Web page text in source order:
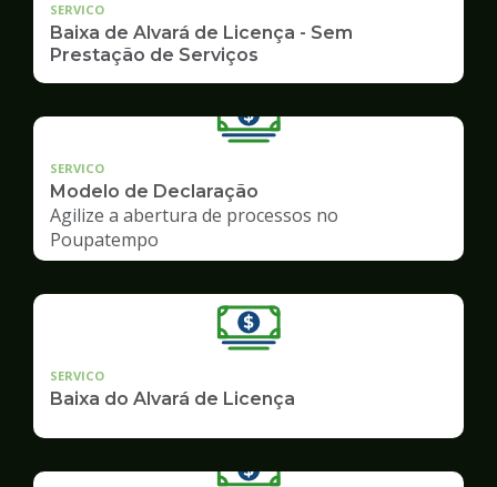
SERVICO
Baixa de Alvará de Licença - Sem
Prestação de Serviços
SERVICO
Modelo de Declaração
Agilize a abertura de processos no
Poupatempo
SERVICO
Baixa do Alvará de Licença